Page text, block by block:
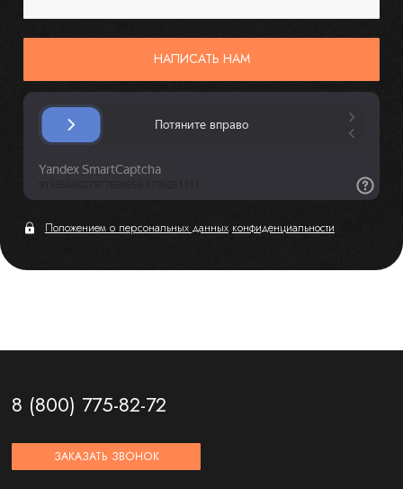
НАПИСАТЬ НАМ
Положением о персональных данных конфиденциальности
8 (800) 775-82-72
ЗАКАЗАТЬ ЗВОНОК